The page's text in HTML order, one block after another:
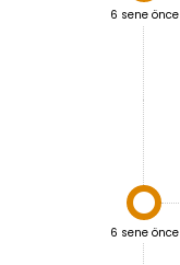
6 sene önce

6 sene önce